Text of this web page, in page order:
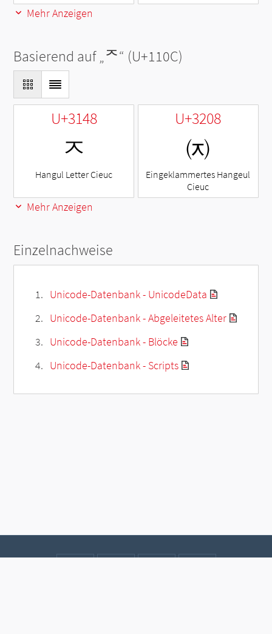
Mehr Anzeigen
Basierend auf „ᄌ“ (U+110C)
U+3148
ㅈ
Hangul Letter Cieuc
U+3208
㈈
Eingeklammertes Hangeul
Cieuc
Mehr Anzeigen
Einzelnachweise
Unicode-Datenbank - UnicodeData
Unicode-Datenbank - Abgeleitetes Alter
Unicode-Datenbank - Blöcke
Unicode-Datenbank - Scripts